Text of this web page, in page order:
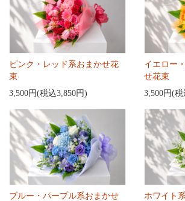
ピンク・レッド系おまかせ花
束
3,500円(税込3,850円)
イエロー
せ花束
3,500円(
ブルー・パープル系おまかせ
ホワイト